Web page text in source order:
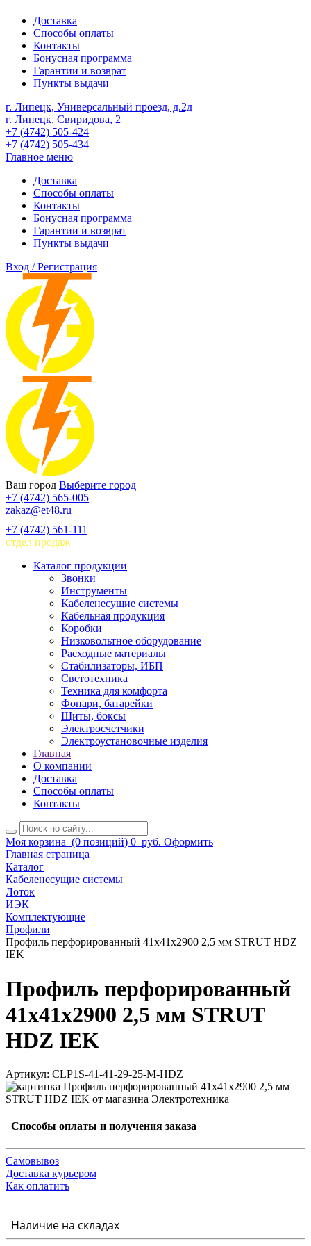
Доставка
Способы оплаты
Контакты
Бонусная программа
Гарантии и возврат
Пункты выдачи
г. Липецк, Универсальный проезд, д.2д
г. Липецк, Свиридова, 2
+7 (4742) 505-424
+7 (4742) 505-434
Главное меню
Доставка
Способы оплаты
Контакты
Бонусная программа
Гарантии и возврат
Пункты выдачи
Вход / Регистрация
Ваш город Выберите город
+7 (4742) 565-005
zakaz@et48.ru
+7 (4742) 561-111
отдел продаж
Каталог продукции
Звонки
Инструменты
Кабеленесущие системы
Кабельная продукция
Коробки
Низковольтное оборудование
Расходные материалы
Стабилизаторы, ИБП
Светотехника
Техника для комфорта
Фонари, батарейки
Щиты, боксы
Электросчетчики
Электроустановочные изделия
Главная
О компании
Доставка
Способы оплаты
Контакты
Моя корзина (0 позиций) 0 руб. Оформить
Главная страница
Каталог
Кабеленесущие системы
Лоток
ИЭК
Комплектующие
Профили
Профиль перфорированный 41x41х2900 2,5 мм STRUT HDZ
IEK
Профиль перфорированный
41x41х2900 2,5 мм STRUT
HDZ IEK
Артикул: CLP1S-41-41-29-25-M-HDZ
Способы оплаты и получения заказа
Самовывоз
Доставка курьером
Как оплатить
Наличие на складах